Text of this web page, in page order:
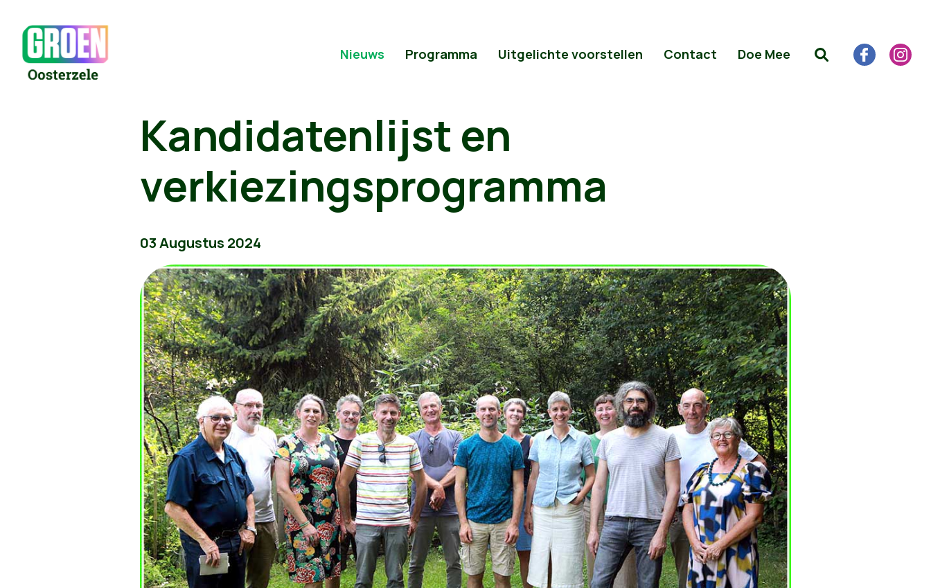
Nieuws Programma Uitgelichte voorstellen Contact Doe Mee
Kandidatenlijst en
verkiezingsprogramma
03 Augustus 2024